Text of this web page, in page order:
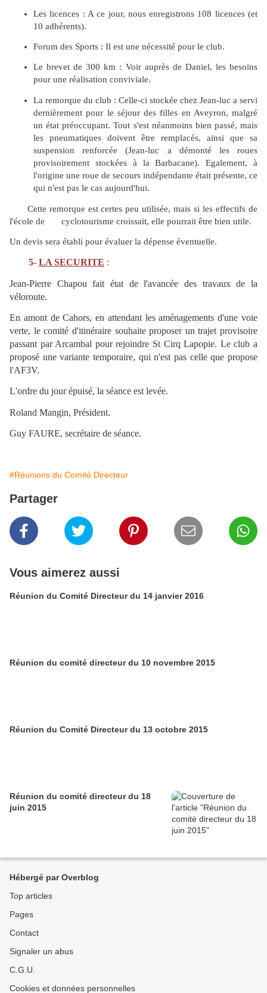
Les licences : A ce jour, nous enregistrons 108 licences (et
10 adhérents).
Forum des Sports : Il est une nécessité pour le club.
Le brevet de 300 km : Voir auprès de Daniel, les besoins
pour une réalisation conviviale.
La remorque du club : Celle-ci stockée chez Jean-luc a servi
dernièrement pour le séjour des filles en Aveyron, malgré
un état préoccupant. Tout s'est néanmoins bien passé, mais
les pneumatiques doivent être remplacés, ainsi que sa
suspension renforcée (Jean-luc a démonté les roues
provisoirement stockées à la Barbacane). Egalement, à
l'origine une roue de secours indépendante était présente, ce
qui n'est pas le cas aujourd'hui.
Cette remorque est certes peu utilisée, mais si les effectifs de
l'école de cyclotourisme croissait, elle pourrait être bien utile.
Un devis sera établi pour évaluer la dépense éventuelle.
5- LA SECURITE :
Jean-Pierre Chapou fait état de l'avancée des travaux de la
véloroute.
En amont de Cahors, en attendant les aménagements d'une voie
verte, le comité d'itinéraire souhaite proposer un trajet provisoire
passant par Arcambal pour rejoindre St Cirq Lapopie. Le club a
proposé une variante temporaire, qui n'est pas celle que propose
l'AF3V.
L'ordre du jour épuisé, la séance est levée.
Roland Mangin, Président.
Guy FAURE, secrétaire de séance.
#Réunions du Comité Directeur
Partager
Vous aimerez aussi
Réunion du Comité Directeur du 14 janvier 2016
Réunion du comité directeur du 10 novembre 2015
Réunion du Comité Directeur du 13 octobre 2015
Réunion du comité directeur du 18
juin 2015
Hébergé par Overblog
Top articles
Pages
Contact
Signaler un abus
C.G.U.
Cookies et données personnelles